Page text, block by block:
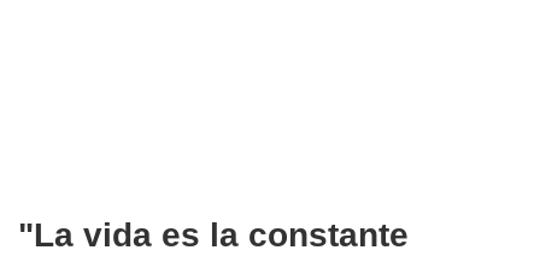
"La vida es la constante